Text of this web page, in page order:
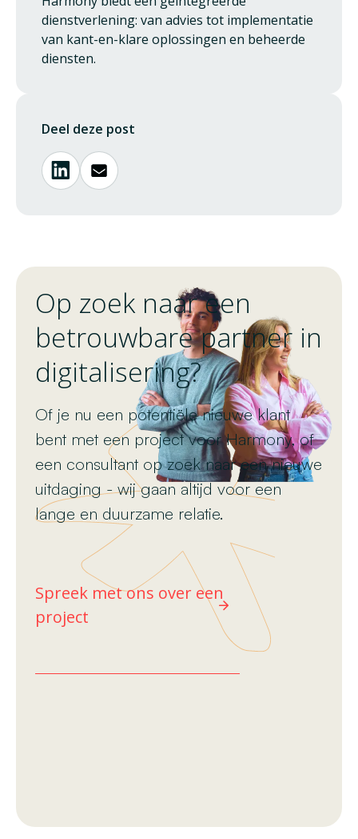
dienstverlening: van advies tot implementatie
van kant-en-klare oplossingen en beheerde
diensten.
Deel deze post
Op zoek naar een
betrouwbare partner in
digitalisering?
Of je nu een potentiële nieuwe klant
bent met een project voor Harmony, of
een consultant op zoek naar een nieuwe
uitdaging - wij gaan altijd voor een
lange en duurzame relatie.
Spreek met ons over een
project